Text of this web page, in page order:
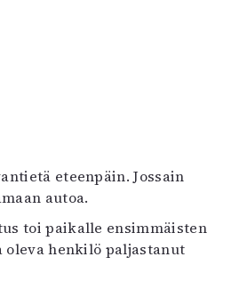
eteenpäin. Jossain
autoa.
toi paikalle ensimmäisten
oleva henkilö paljastanut